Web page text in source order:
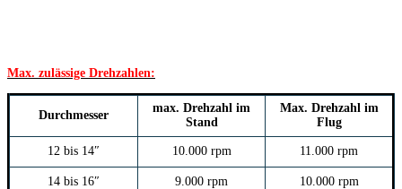
Max. zulässige Drehzahlen:
Durchmesser
max. Drehzahl im
Stand
Max. Drehzahl im
Flug
12 bis 14″ 10.000 rpm 11.000 rpm
14 bis 16″ 9.000 rpm 10.000 rpm